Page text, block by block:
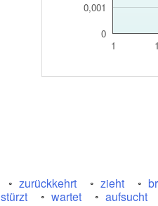
1
0
0,001
zurückkehrt zieht
stürzt wartet aufsucht